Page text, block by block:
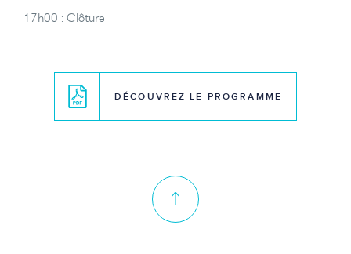
17h00 : Clôture
DÉCOUVREZ LE PROGRAMME